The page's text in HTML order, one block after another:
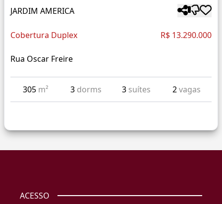
JARDIM AMERICA
Cobertura Duplex R$ 13.290.000
Rua Oscar Freire
305 m² 3 dorms 3 suítes 2vagas
ACESSO